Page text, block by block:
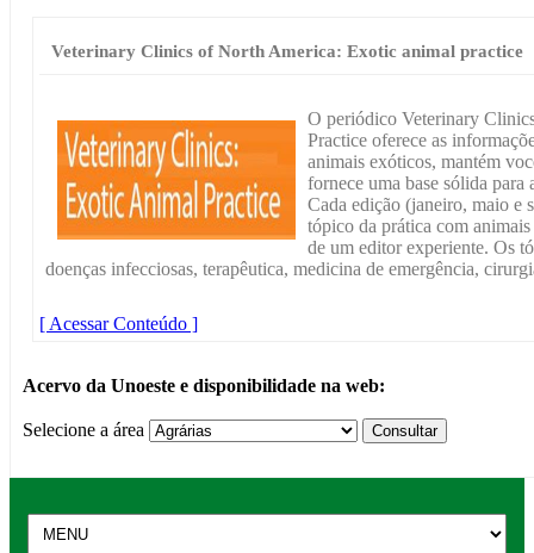
Veterinary Clinics of North America: Exotic animal practice
O periódico Veterinary
Practice oferece as
animais exóticos, mantém
fornece uma base sólida para
Cada edição (janeiro, maio e
tópico da prática com
de um editor experiente. Os
doenças infecciosas, terapêutica, medicina de emergência,
[ Acessar Conteúdo ]
Acervo da Unoeste e disponibilidade na web:
Selecione a área